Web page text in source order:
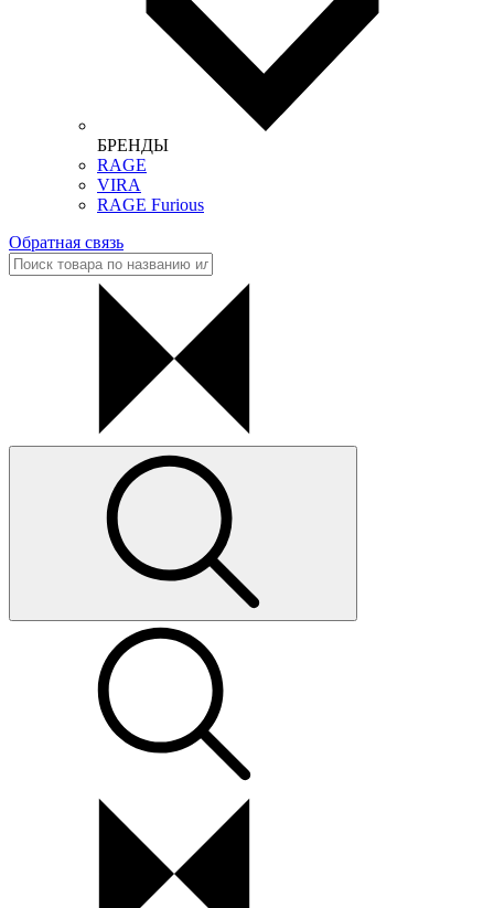
БРЕНДЫ
RAGE
VIRA
RAGE Furious
Обратная связь